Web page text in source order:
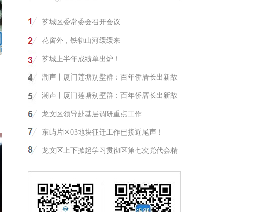
芗城区委常委会召开会议
花窗外，铁轨山河缓缓来
芗城上半年成绩单出炉！
潮声丨厦门莲塘别墅群：百年侨厝长出新故
潮声丨厦门莲塘别墅群：百年侨厝长出新故
龙文区领导赴基层调研重点工作
东屿片区03地块征迁工作已接近尾声！
龙文区上下掀起学习贯彻区第七次党代会精